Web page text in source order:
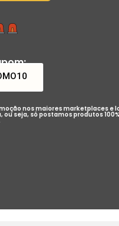
nos maiores marketplaces e
ou seja, só postamos produtos 100%